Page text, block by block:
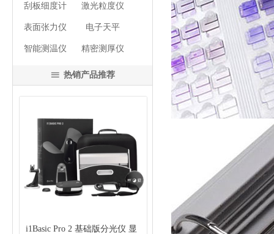
i1Basic Pro 2 基础版分光仪 显
X-Rite Judge QC 五光源比色灯
ꁔ 热销产品推荐
刮板细度计 激光粒度仪
表面张力仪 电子天平
智能测温仪 精密测厚仪